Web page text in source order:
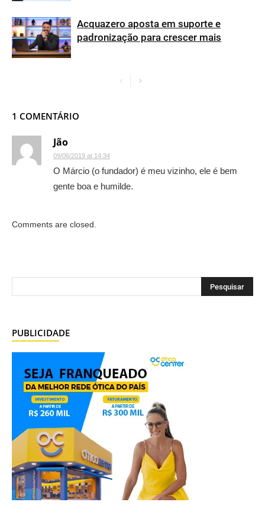
Acquazero aposta em suporte e
padronização para crescer mais
1 COMENTÁRIO
Jão
09/06/2019 at 14:34
O Márcio (o fundador) é meu vizinho, ele é bem
gente boa e humilde.
Comments are closed.
PUBLICIDADE